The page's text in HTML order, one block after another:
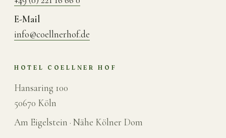
E-Mail
info@coellnerhof.de
HOTEL COELLNER HOF
Hansaring 100
50670 Köln
Am Eigelstein · Nähe Kölner Dom